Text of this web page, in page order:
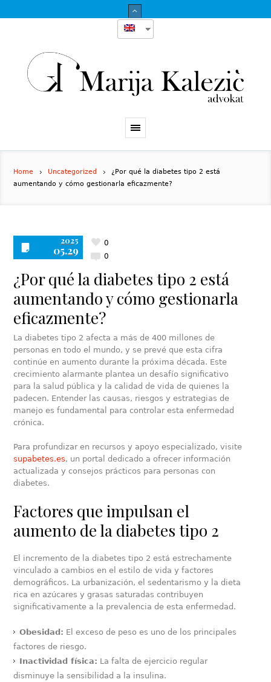
Home Uncategorized
¿Por qué la diabetes tipo 2 está
aumentando y cómo gestionarla eficazmente?
2025
05.29 0
0
¿Por qué la diabetes tipo 2 está
aumentando y cómo gestionarla
eficazmente?
La diabetes tipo 2 afecta a más de 400 millones de
personas en todo el mundo, y se prevé que esta cifra
continúe en aumento durante la próxima década. Este
crecimiento alarmante plantea un desafío significativo
para la salud pública y la calidad de vida de quienes la
padecen. Entender las causas, riesgos y estrategias de
manejo es fundamental para controlar esta enfermedad
crónica.
Para profundizar en recursos y apoyo especializado, visite
supabetes.es, un portal dedicado a ofrecer información
actualizada y consejos prácticos para personas con
diabetes.
Factores que impulsan el
aumento de la diabetes tipo 2
El incremento de la diabetes tipo 2 está estrechamente
vinculado a cambios en el estilo de vida y factores
demográficos. La urbanización, el sedentarismo y la dieta
rica en azúcares y grasas saturadas contribuyen
significativamente a la prevalencia de esta enfermedad.
Obesidad: El exceso de peso es uno de los principales
factores de riesgo.
Inactividad física: La falta de ejercicio regular
disminuye la sensibilidad a la insulina.